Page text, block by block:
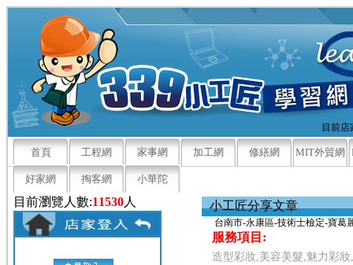
目前
首頁 工程網 家事網 加工網 修繕網 MIT外貿網
好家網 掏客網 小華陀
目前瀏覽人數:11530人 小工匠分享文章
台南市-永康區-技術士檢定-寶葛
服務項目:
造型彩妝,美容美髮,魅力彩